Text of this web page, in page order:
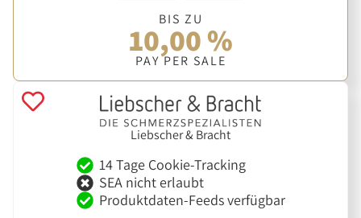
BIS ZU
10,00 %
PAY PER SALE
Liebscher & Bracht
14 Tage Cookie-Tracking
SEA nicht erlaubt
Produktdaten-Feeds verfügbar